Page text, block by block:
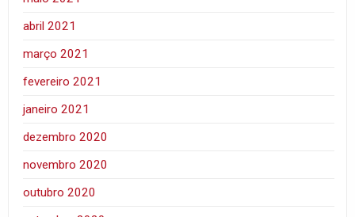
abril 2021
março 2021
fevereiro 2021
janeiro 2021
dezembro 2020
novembro 2020
outubro 2020